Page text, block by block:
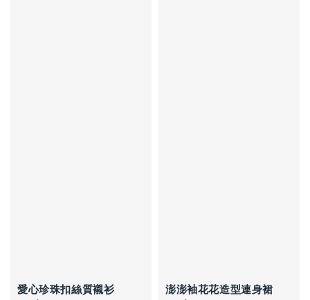
愛心珍珠扣絲質襯衫 澎澎袖花花造型連身裙